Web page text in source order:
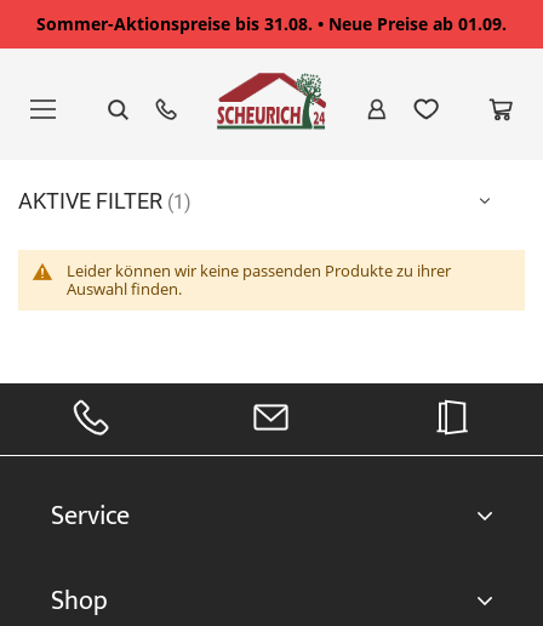
Sommer-Aktionspreise bis 31.08. • Neue Preise ab 01.09.
springen
Leider können wir keine passenden Produkte zu ihrer
Auswahl finden.
AKTIVE FILTER
Service
Shop